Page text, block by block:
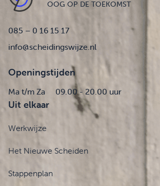
OOG OP DE TOEKOMST
085 – 0 16 15 17
info@scheidingswijze.nl
Openingstijden
Ma t/m Za 09.00 - 20.00 uur
Uit elkaar
Werkwijze
Het Nieuwe Scheiden
Stappenplan